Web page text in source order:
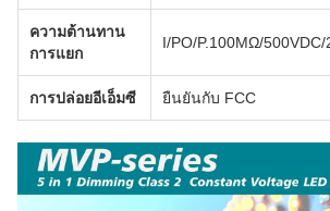
ความต้านทาน
การแยก
I/PO/P.100MΩ/
การปล่อยอีเอ็มซี ยืนยันกับ FCC